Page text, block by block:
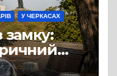
У ЧЕРКАСАХ
замку: